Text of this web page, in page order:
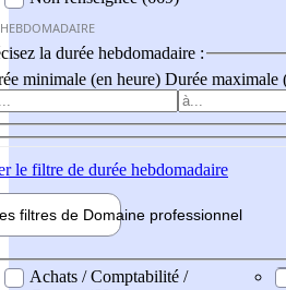
la durée hebdomadaire :
minimale (en heure) Durée maximale
le filtre de durée hebdomadaire
filtres de Domaine professionnel
professionel
Achats / Comptabilité /